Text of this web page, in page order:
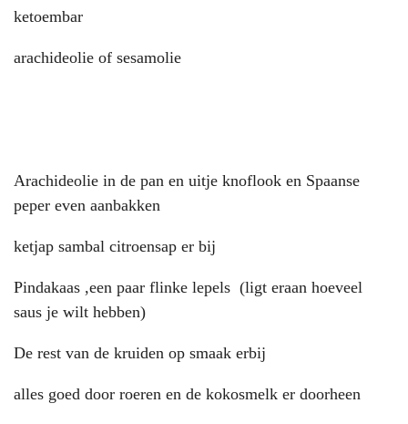
ketoembar
arachideolie of sesamolie
Arachideolie in de pan en uitje knoflook en Spaanse
peper even aanbakken
ketjap sambal citroensap er bij
Pindakaas ,een paar flinke lepels (ligt eraan hoeveel
saus je wilt hebben)
De rest van de kruiden op smaak erbij
alles goed door roeren en de kokosmelk er doorheen